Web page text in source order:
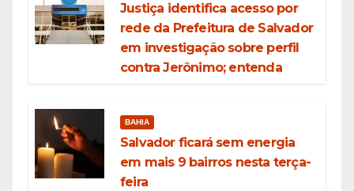
Justiça identifica acesso por
rede da Prefeitura de Salvador
em investigação sobre perfil
contra Jerônimo; entenda
BAHIA
Salvador ficará sem energia
em mais 9 bairros nesta terça-
feira